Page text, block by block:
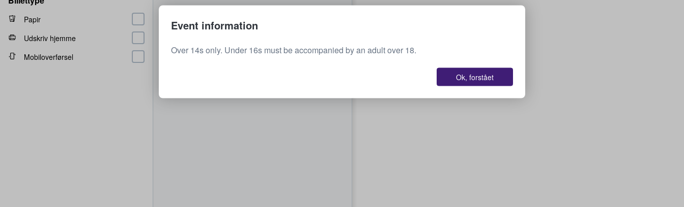
Papir
Udskriv hjemme
Mobiloverførsel
Event information
Over 14s only. Under 16s must be accompanied by an adult over 18.
Ok, forstået